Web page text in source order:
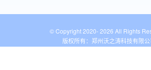
© Copyright 2020-2026 All Rights
版权所有：郑州沃之涛科技有限公